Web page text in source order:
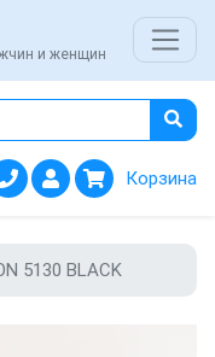
и женщин
Корзина
5130 BLACK